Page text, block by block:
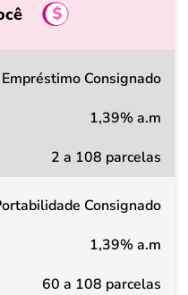
Empréstimo Consignado
1,39% a.m
2 a 108 parcelas
Consignado
1,39% a.m
60 a 108 parcelas